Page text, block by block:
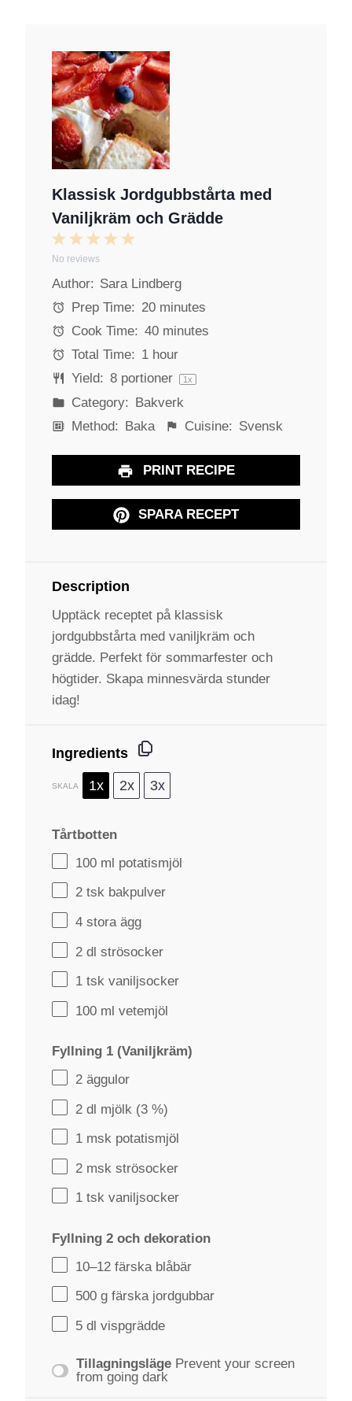
Klassisk Jordgubbstårta med
Vaniljkräm och Grädde
5
t
r
4
t
a
r
s
3
t
a
r
s
2
S
t
a
r
s
1
S
t
a
No reviews
Author: Sara Lindberg
Prep Time: 20 minutes
Cook Time: 40 minutes
Total Time: 1 hour
Yield: 8portioner 1x
Category: Bakverk
Method: Baka Cuisine: Svensk
PRINT RECIPE
SPARA RECEPT
Description
Upptäck receptet på klassisk
jordgubbstårta med vaniljkräm och
grädde. Perfekt för sommarfester och
högtider. Skapa minnesvärda stunder
idag!
Ingredients
SKALA 1x 2x 3x
Tårtbotten
100 ml potatismjöl
2 tsk bakpulver
4 stora ägg
2 dl strösocker
1 tsk vaniljsocker
100 ml vetemjöl
Fyllning 1 (Vaniljkräm)
2 äggulor
2 dl mjölk (3 %)
1 msk potatismjöl
2 msk strösocker
1 tsk vaniljsocker
Fyllning 2 och dekoration
10–12 färska blåbär
500 g färska jordgubbar
5 dl vispgrädde
Tillagningsläge Prevent your screen
from going dark